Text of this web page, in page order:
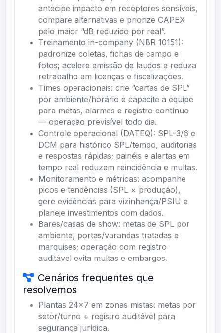
antecipe impacto em receptores sensíveis,
compare alternativas e priorize CAPEX
pelo maior “dB reduzido por real”.
Treinamento in-company (NBR 10151):
padronize coletas, fichas de campo e
fotos; acelere emissão de laudos e reduza
retrabalho em licenças e fiscalizações.
Times operacionais: crie “cartas de SPL”
por ambiente/horário e capacite a equipe
para metas, alarmes e registro contínuo
— operação previsível todo dia.
Controle operacional (DATEQ): SPL-3/6 e
DCM para histórico SPL/tempo, auditorias
e respostas rápidas; painéis e alertas em
tempo real reduzem reincidência e multas.
Monitoramento e métricas: acompanhe
picos e tendências (SPL × produção),
gere evidências para vizinhança/PSIU e
planeje investimentos com dados.
Bares/casas de show: metas de SPL por
ambiente, portas/varandas tratadas e
marquises; operação com registro
auditável evita multas e embargos.
Cenários frequentes que
resolvemos
Plantas 24×7 em zonas mistas: metas por
setor/turno + registro auditável para
segurança jurídica.